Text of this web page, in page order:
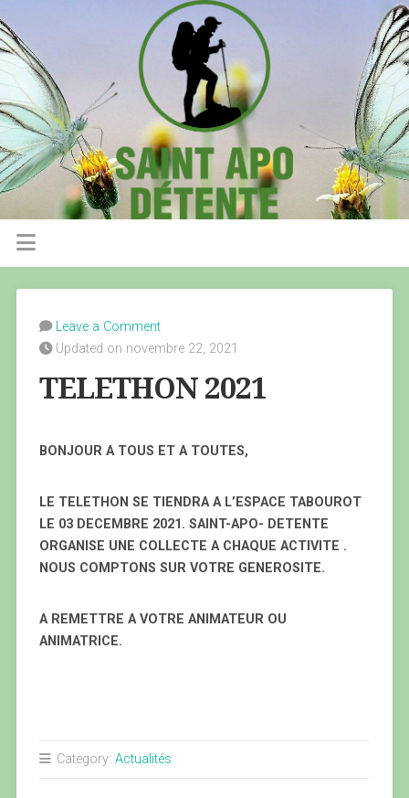
Leave a Comment
Updated on novembre 22, 2021
TELETHON 2021
BONJOUR A TOUS ET A TOUTES,
LE TELETHON SE TIENDRA A L’ESPACE TABOUROT
LE 03 DECEMBRE 2021. SAINT-APO- DETENTE
ORGANISE UNE COLLECTE A CHAQUE ACTIVITE .
NOUS COMPTONS SUR VOTRE GENEROSITE.
A REMETTRE A VOTRE ANIMATEUR OU
ANIMATRICE.
Category: Actualités